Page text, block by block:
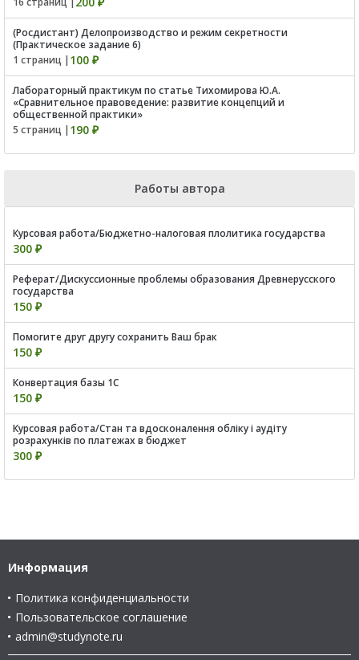
(Росдистант) Делопроизводство и режим секретности
(Практическое задание 6)
1 страниц | 100 ₽
Лабораторный практикум по статье Тихомирова Ю.А.
«Сравнительное правоведение: развитие концепций и
общественной практики»
5 страниц | 190 ₽
Работы автора
Курсовая работа/Бюджетно-налоговая плолитика государства
300 ₽
Реферат/Дискуссионные проблемы образования Древнерусского
государства
150 ₽
Помогите друг другу сохранить Ваш брак
150 ₽
Конвертация базы 1С
150 ₽
Курсовая работа/Стан та вдосконалення обліку і аудіту
розрахунків по платежах в бюджет
300 ₽
Информация
Политика конфиденциальности
Пользовательское соглашение
admin@studynote.ru